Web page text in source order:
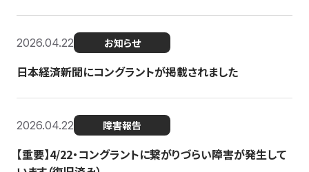
2026.04.22 お知らせ
日本経済新聞にコングラントが掲載されました
2026.04.22 障害報告
【重要】4/22・コングラントに繋がりづらい障害が発生して